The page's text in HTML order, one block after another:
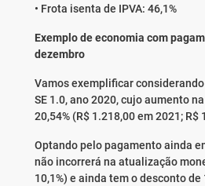
• Frota isenta de IPVA: 46,1%
Exemplo de economia com
dezembro
Vamos exemplificar
SE 1.0, ano 2020, cujo aumento
20,54% (R$ 1.218,00 em 2021; R$
Optando pelo pagamento ainda
não incorrerá na atualização
10,1%) e ainda tem o desconto de